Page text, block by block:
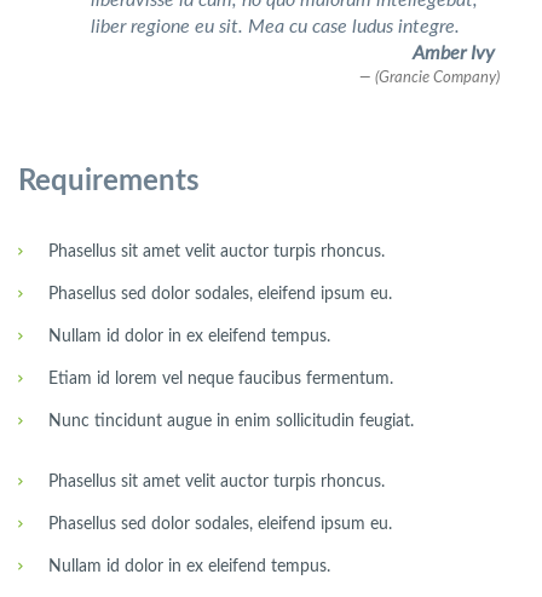
liber regione eu sit. Mea cu case ludus integre.
Amber Ivy
(Grancie Company)
Requirements
Phasellus sit amet velit auctor turpis rhoncus.
Phasellus sed dolor sodales, eleifend ipsum eu.
Nullam id dolor in ex eleifend tempus.
Etiam id lorem vel neque faucibus fermentum.
Nunc tincidunt augue in enim sollicitudin feugiat.
Phasellus sit amet velit auctor turpis rhoncus.
Phasellus sed dolor sodales, eleifend ipsum eu.
Nullam id dolor in ex eleifend tempus.